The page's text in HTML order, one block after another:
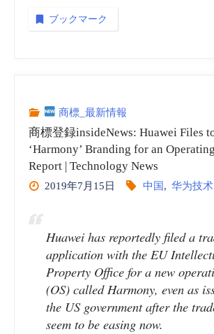
NEWS”
ブックマーク
商標_最新情報
商標登録insideNews: Huawei Files
‘Harmony’ Branding for an
Report | Technology News
2019年7月15日 中国, 华为技术
Huawei has reportedly filed a
application with the EU
Property Office for a new
(OS) called Harmony, even as
the US government after the
seem to be easing now.